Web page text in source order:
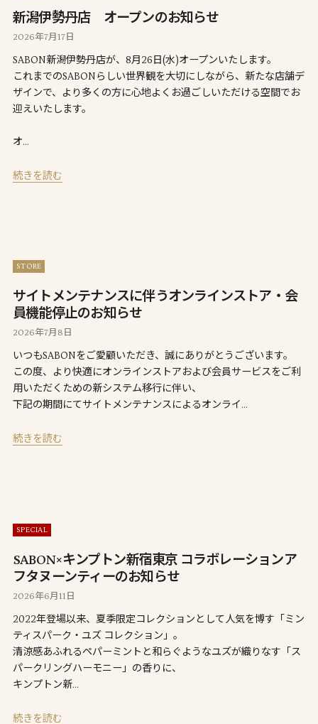
新潟伊勢丹店 オープンのお知らせ
2026年7月17日
SABON新潟伊勢丹店が、8月26日(水)オープンいたします。
これまでのSABONらしい世界観を大切にしながら、新たな店舗デ
ザインで、より多くの方に心地よくお過ごしいただける空間でお
迎えいたします。
オ…
続きを読む
STORE
サイトメンテナンスに伴うオンラインストア・会
員機能停止のお知らせ
2026年7月8日
いつもSABONをご愛顧いただき、誠にありがとうございます。
この度、より快適にオンラインストアおよび会員サービスをご利
用いただくための新システム移行に伴い、
下記の期間にてサイトメンテナンスによるオンライ…
続きを読む
SPECIAL
SABON×キンプトン新宿東京 コラボレーションア
フタヌーンティーのお知らせ
2026年6月11日
2022年登場以来、夏季限定コレクションとして人気を博す「ミン
ティスパーク・ユズ コレクション」。
清涼感あふれるペパーミントと和らぐようなユズが織りなす「ス
パークリングハーモニー」の香りに、
キンプトン新…
続きを読む